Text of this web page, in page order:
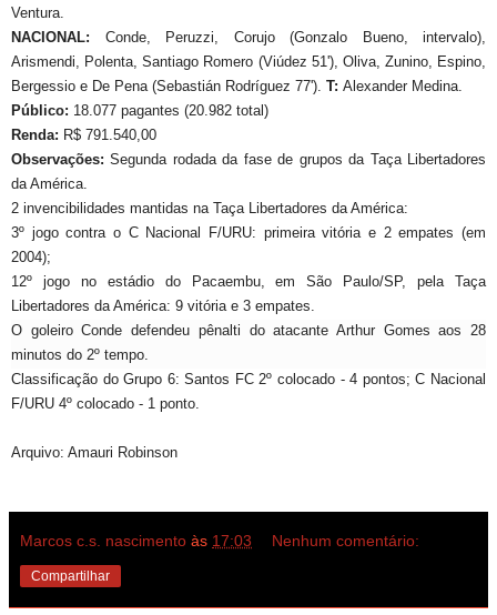
Ventura.
NACIONAL: Conde, Peruzzi, Corujo (Gonzalo Bueno, intervalo),
Arismendi, Polenta, Santiago Romero (Viúdez 51'), Oliva, Zunino, Espino,
Bergessio e De Pena (Sebastián Rodríguez 77'). T: Alexander Medina.
Público: 18.077 pagantes (20.982 total)
Renda: R$ 791.540,00
Observações: Segunda rodada da fase de grupos da Taça Libertadores
da América.
2 invencibilidades mantidas na Taça Libertadores da América:
3º jogo contra o C Nacional F/URU: primeira vitória e 2 empates (em
2004);
12º jogo no estádio do Pacaembu, em São Paulo/SP, pela Taça
Libertadores da América: 9 vitória e 3 empates.
O goleiro Conde defendeu pênalti do atacante Arthur Gomes aos 28
minutos do 2º tempo.
Classificação do Grupo 6: Santos FC 2º colocado - 4 pontos; C Nacional
F/URU 4º colocado - 1 ponto.
Arquivo: Amauri Robinson
Marcos c.s. nascimento às 17:03 Nenhum comentário:
Compartilhar